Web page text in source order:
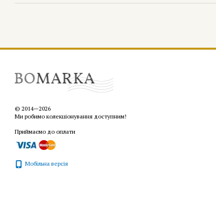
© 2014—2026
Ми робимо колекціонування доступним!
Приймаємо до оплати
Мобільна версія